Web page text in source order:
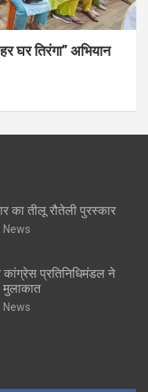
घर तिरंगा” अभियान
का तीलू रौतेली पुरस्कार
News
प्रतिनिधिमंडल ने
मुलाकात
News